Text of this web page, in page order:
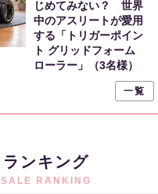
じめてみない？ 世界
中のアスリートが愛用
する「トリガーポイン
ト グリッドフォーム
ローラー」（3名様）
一覧
ランキング
SALE RANKING